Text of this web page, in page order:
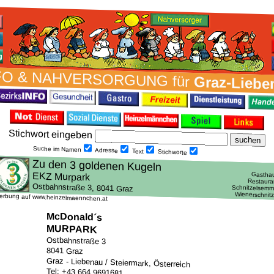
& NAH­VER­SORG­UNG fürGraz-
Stich­wort ein­geben
Suche im Namen Adresse Text Stich­worte
auf www.heinzelmaennchen.at
McDonald´s
MURPARK
Ostbahnstraße 3
8041 Graz
Graz - Liebenau / Steiermark, Österreich